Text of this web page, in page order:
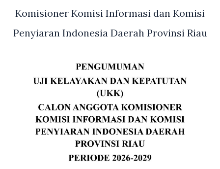
BUS
Komisioner Komisi Informasi dan Komisi
Penyiaran Indonesia Daerah Provinsi Riau